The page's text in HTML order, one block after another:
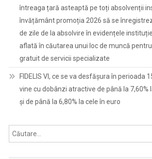
întreaga țară asteaptă pe toți absolvenții
învățământ promoția 2026 să se
de zile de la absolvire în evidențele
aflată în căutarea unui loc de muncă
gratuit de servicii specializate
FIDELIS VI, ce se va desfășura în perioada
vine cu dobânzi atractive de până la 7,60%
și de până la 6,80% la cele în euro